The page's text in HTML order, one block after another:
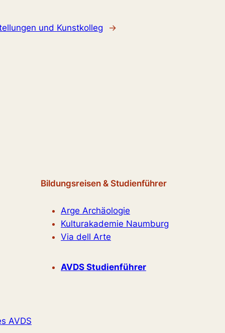
und Kunstkolleg →
Bildungsreisen & Studienführer
Arge Archäologie
Kulturakademie Naumburg
Via dell Arte
AVDS Studienführer
AVDS